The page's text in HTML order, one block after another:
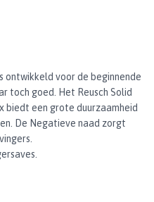
ontwikkeld voor de beginnende
toch goed. Het Reusch Solid
biedt een grote duurzaamheid
De Negatieve naad zorgt